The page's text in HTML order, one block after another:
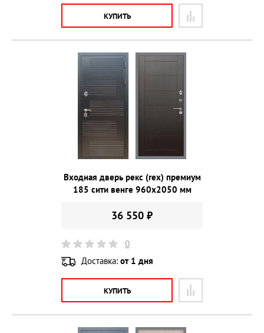
КУПИТЬ
Входная дверь рекс (rex) премиум
185 сити венге 960х2050 мм
36 550 ₽
0
Доставка: от 1 дня
КУПИТЬ